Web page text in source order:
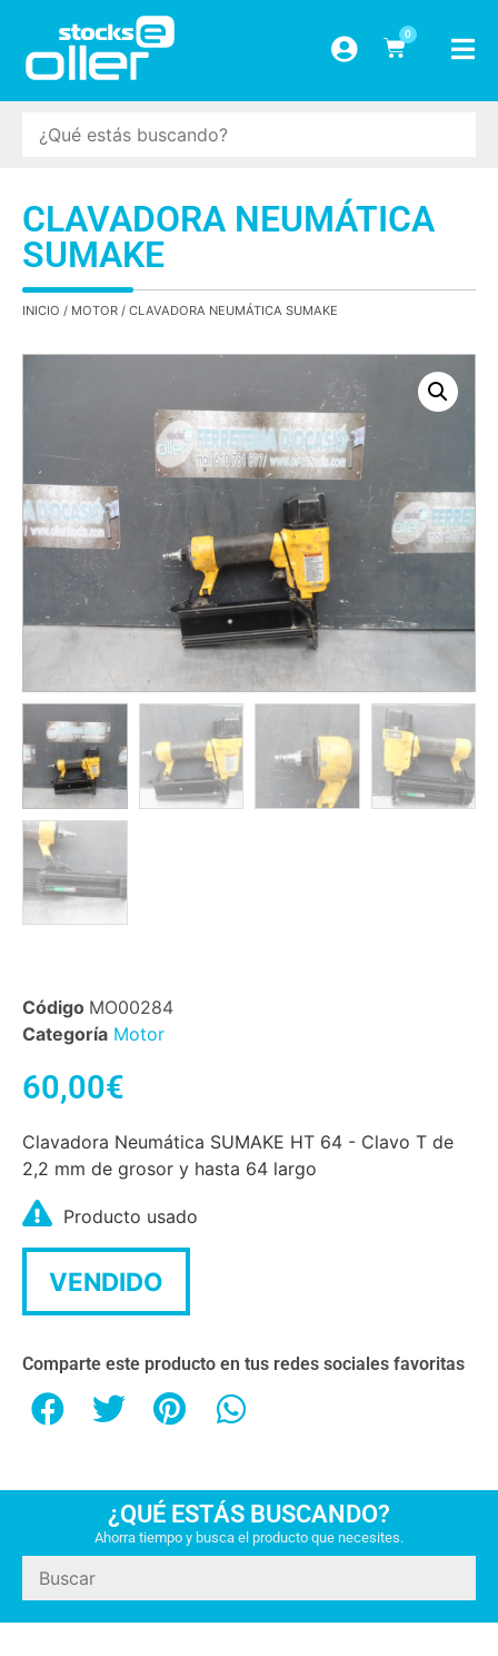
0
CLAVADORA NEUMÁTICA
SUMAKE
INICIO / MOTOR / CLAVADORA NEUMÁTICA SUMAKE
Código MO00284
Categoría Motor
60,00€
Clavadora Neumática SUMAKE HT 64 - Clavo T de
2,2 mm de grosor y hasta 64 largo
Producto usado
VENDIDO
Comparte este producto en tus redes sociales favoritas
¿QUÉ ESTÁS BUSCANDO?
Ahorra tiempo y busca el producto que necesites.